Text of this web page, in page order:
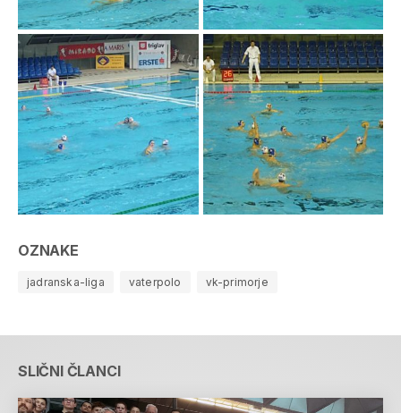
OZNAKE
jadranska-liga vaterpolo vk-primorje
SLIČNI ČLANCI